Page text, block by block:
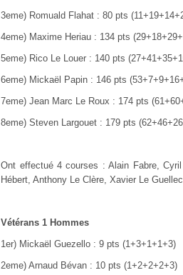
3eme) Romuald Flahat : 80 pts
4eme) Maxime Heriau : 134 pts
5eme) Rico Le Louer : 140 pts
6eme) Mickaël Papin : 146 pts
7eme) Jean Marc Le Roux : 174 pts
8eme) Steven Largouet : 179 pts
Ont effectué 4 courses : Alain Fabre,
Hébert, Anthony Le Clère, Xavier Le
Vétérans 1 Hommes
1er) Mickaël Guezello : 9 pts (1+3+1+1+3)
2eme) Arnaud Bévan : 10 pts (1+2+2+2+3)